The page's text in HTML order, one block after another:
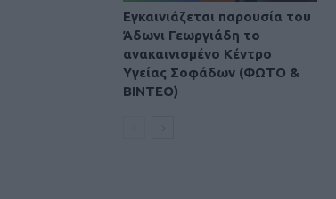
Εγκαινιάζεται παρουσία του
Άδωνι Γεωργιάδη το
ανακαινισμένο Κέντρο
Υγείας Σοφάδων (ΦΩΤΟ &
ΒΙΝΤΕΟ)